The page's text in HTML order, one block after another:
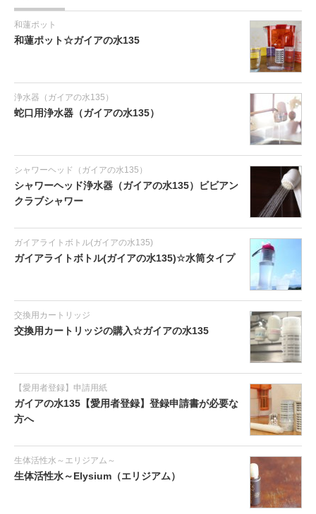
和蓮ポット
和蓮ポット☆ガイアの水135
浄水器（ガイアの水135）
蛇口用浄水器（ガイアの水135）
シャワーヘッド（ガイアの水135）
シャワーヘッド浄水器（ガイアの水135）ビビアン
クラブシャワー
ガイアライトボトル(ガイアの水135)
ガイアライトボトル(ガイアの水135)☆水筒タイプ
交換用カートリッジ
交換用カートリッジの購入☆ガイアの水135
【愛用者登録】申請用紙
ガイアの水135【愛用者登録】登録申請書が必要な
方へ
生体活性水～エリジアム～
生体活性水～Elysium（エリジアム）